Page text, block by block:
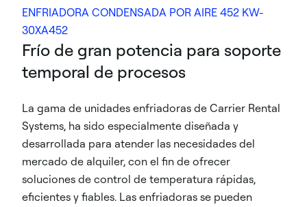
ENFRIADORA CONDENSADA POR AIRE 452 KW-
30XA452
Frío de gran potencia para soporte
temporal de procesos
La gama de unidades enfriadoras de Carrier Rental
Systems, ha sido especialmente diseñada y
desarrollada para atender las necesidades del
mercado de alquiler, con el fin de ofrecer
soluciones de control de temperatura rápidas,
eficientes y fiables. Las enfriadoras se pueden